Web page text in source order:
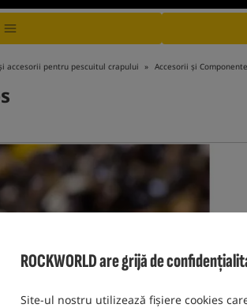
ROCKWORLD are grijă de
Site-ul nostru utilizează fișiere cookies
accesorii pentru pescuitul crapului Accesorii și